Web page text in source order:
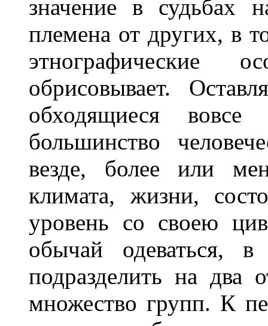
значение в судьбах
племена от других, в
этнографические
обрисовывает.
обходящиеся
большинство
везде, более или
климата, жизни,
уровень со своею
обычай одеваться,
подразделить на
множество групп. К